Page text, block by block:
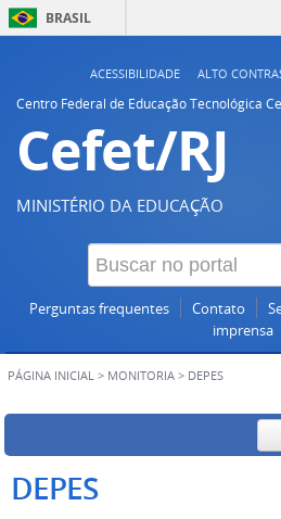
BRASIL
ACESSIBILIDADE ALTO
Centro Federal de Educação Tecnológica
Cefet/RJ
MINISTÉRIO DA EDUCAÇÃO
Perguntas frequentes Contato
imprensa
PÁGINA INICIAL > MONITORIA > DEPES
DEPES